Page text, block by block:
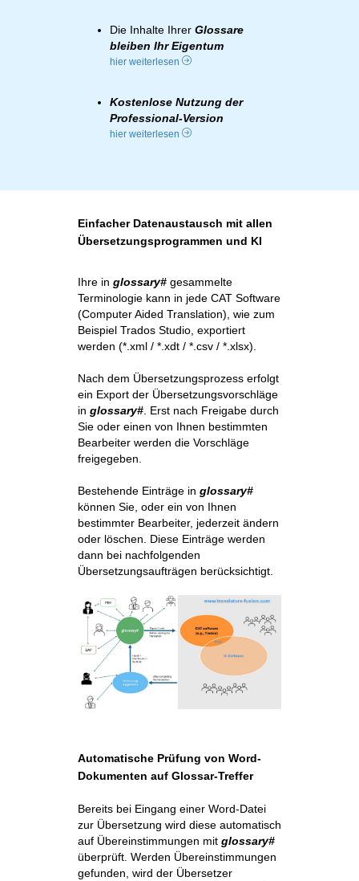
Die Inhalte Ihrer Glossare
bleiben Ihr Eigentum
hier weiterlesen
Kostenlose Nutzung der
Professional-Version
hier weiterlesen
Einfacher Datenaustausch mit allen
Übersetzungsprogrammen und KI
Ihre in glossary# gesammelte
Terminologie kann in jede CAT Software
(Computer Aided Translation), wie zum
Beispiel Trados Studio, exportiert
werden (*.xml / *.xdt / *.csv / *.xlsx).
Nach dem Übersetzungsprozess erfolgt
ein Export der Übersetzungsvorschläge
in glossary#. Erst nach Freigabe durch
Sie oder einen von Ihnen bestimmten
Bearbeiter werden die Vorschläge
freigegeben.
Bestehende Einträge in glossary#
können Sie, oder ein von Ihnen
bestimmter Bearbeiter, jederzeit ändern
oder löschen. Diese Einträge werden
dann bei nachfolgenden
Übersetzungsaufträgen berücksichtigt.
Automatische Prüfung von Word-
Dokumenten auf Glossar-Treffer
Bereits bei Eingang einer Word-Datei
zur Übersetzung wird diese automatisch
auf Übereinstimmungen mit glossary#
überprüft. Werden Übereinstimmungen
gefunden, wird der Übersetzer